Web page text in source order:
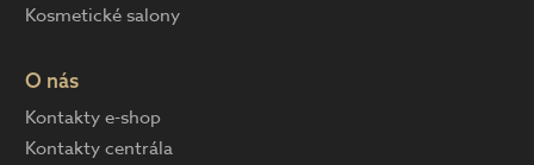
Kosmetické salony
O nás
Kontakty e-shop
Kontakty centrála